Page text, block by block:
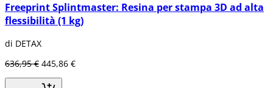
Freeprint Splintmaster: Resina per stampa 3D ad alta
flessibilità (1 kg)
di DETAX
636,95 € 445,86 €